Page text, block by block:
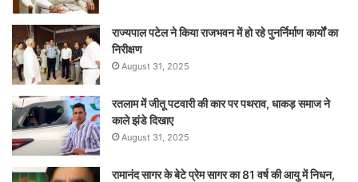
राज्यपाल पटेल ने किया राजभवन में हो रहे पुनर्निर्माण कार्यों का
निरीक्षण
August 31, 2025
रतलाम में जीतू पटवारी की कार पर पथराव, धाकड़ समाज ने
काले झंडे दिखाए
August 31, 2025
रामानंद सागर के बेटे प्रेम सागर का 81 वर्ष की आयु में निधन,